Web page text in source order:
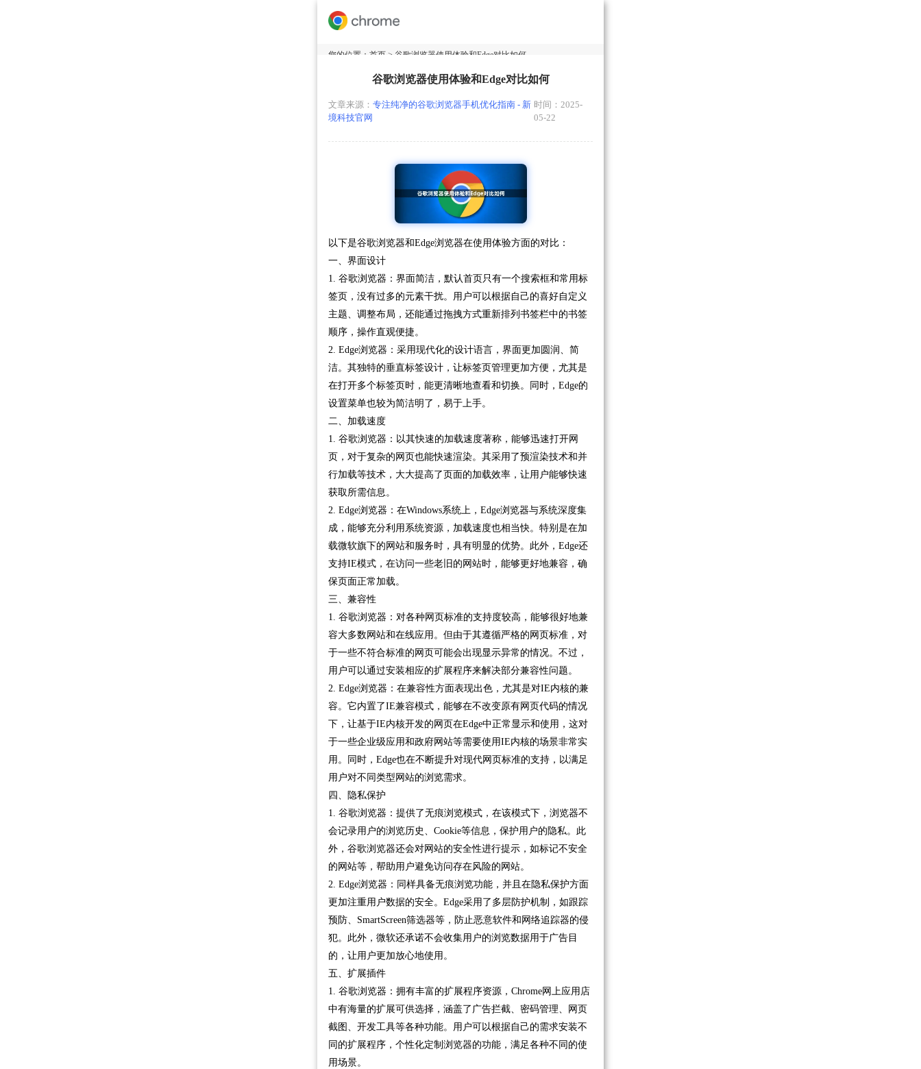
您的位置： 首页 > 谷歌浏览器使用体验和Edge对比如何
谷歌浏览器使用体验和Edge对比如何
文章来源： 专注纯净的谷歌浏览器手机优化指南 - 新
境科技官网
时间：2025-
05-22
以下是谷歌浏览器和Edge浏览器在使用体验方面的对比：
一、界面设计
1. 谷歌浏览器：界面简洁，默认首页只有一个搜索框和常用标
签页，没有过多的元素干扰。用户可以根据自己的喜好自定义
主题、调整布局，还能通过拖拽方式重新排列书签栏中的书签
顺序，操作直观便捷。
2. Edge浏览器：采用现代化的设计语言，界面更加圆润、简
洁。其独特的垂直标签设计，让标签页管理更加方便，尤其是
在打开多个标签页时，能更清晰地查看和切换。同时，Edge的
设置菜单也较为简洁明了，易于上手。
二、加载速度
1. 谷歌浏览器：以其快速的加载速度著称，能够迅速打开网
页，对于复杂的网页也能快速渲染。其采用了预渲染技术和并
行加载等技术，大大提高了页面的加载效率，让用户能够快速
获取所需信息。
2. Edge浏览器：在Windows系统上，Edge浏览器与系统深度集
成，能够充分利用系统资源，加载速度也相当快。特别是在加
载微软旗下的网站和服务时，具有明显的优势。此外，Edge还
支持IE模式，在访问一些老旧的网站时，能够更好地兼容，确
保页面正常加载。
三、兼容性
1. 谷歌浏览器：对各种网页标准的支持度较高，能够很好地兼
容大多数网站和在线应用。但由于其遵循严格的网页标准，对
于一些不符合标准的网页可能会出现显示异常的情况。不过，
用户可以通过安装相应的扩展程序来解决部分兼容性问题。
2. Edge浏览器：在兼容性方面表现出色，尤其是对IE内核的兼
容。它内置了IE兼容模式，能够在不改变原有网页代码的情况
下，让基于IE内核开发的网页在Edge中正常显示和使用，这对
于一些企业级应用和政府网站等需要使用IE内核的场景非常实
用。同时，Edge也在不断提升对现代网页标准的支持，以满足
用户对不同类型网站的浏览需求。
四、隐私保护
1. 谷歌浏览器：提供了无痕浏览模式，在该模式下，浏览器不
会记录用户的浏览历史、Cookie等信息，保护用户的隐私。此
外，谷歌浏览器还会对网站的安全性进行提示，如标记不安全
的网站等，帮助用户避免访问存在风险的网站。
2. Edge浏览器：同样具备无痕浏览功能，并且在隐私保护方面
更加注重用户数据的安全。Edge采用了多层防护机制，如跟踪
预防、SmartScreen筛选器等，防止恶意软件和网络追踪器的侵
犯。此外，微软还承诺不会收集用户的浏览数据用于广告目
的，让用户更加放心地使用。
五、扩展插件
1. 谷歌浏览器：拥有丰富的扩展程序资源，Chrome网上应用店
中有海量的扩展可供选择，涵盖了广告拦截、密码管理、网页
截图、开发工具等各种功能。用户可以根据自己的需求安装不
同的扩展程序，个性化定制浏览器的功能，满足各种不同的使
用场景。